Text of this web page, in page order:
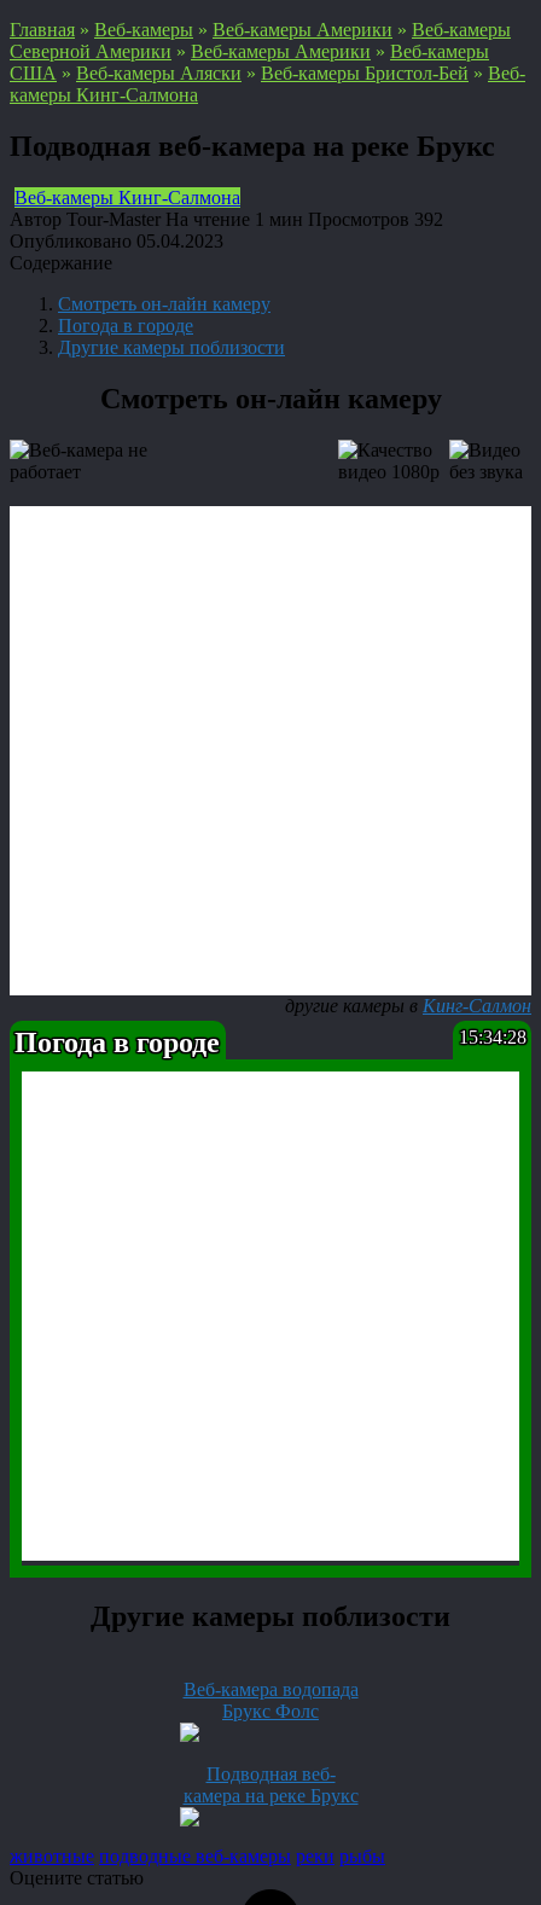
Главная » Веб-камеры » Веб-камеры Америки » Веб-камеры
Северной Америки » Веб-камеры Америки » Веб-камеры
США » Веб-камеры Аляски » Веб-камеры Бристол-Бей » Веб-
камеры Кинг-Салмона
Подводная веб-камера на реке Брукс
Веб-камеры Кинг-Салмона
Автор Tour-Master На чтение 1 мин Просмотров 392
Опубликовано 05.04.2023
Содержание
Смотреть он-лайн камеру
Погода в городе
Другие камеры поблизости
Смотреть он-лайн камеру
другие камеры в Кинг-Салмон
Погода в городе 15:34:29
Другие камеры поблизости
Веб-камера водопада
Брукс Фолс
Подводная веб-
камера на реке Брукс
животные подводные веб-камеры реки рыбы
Оцените статью